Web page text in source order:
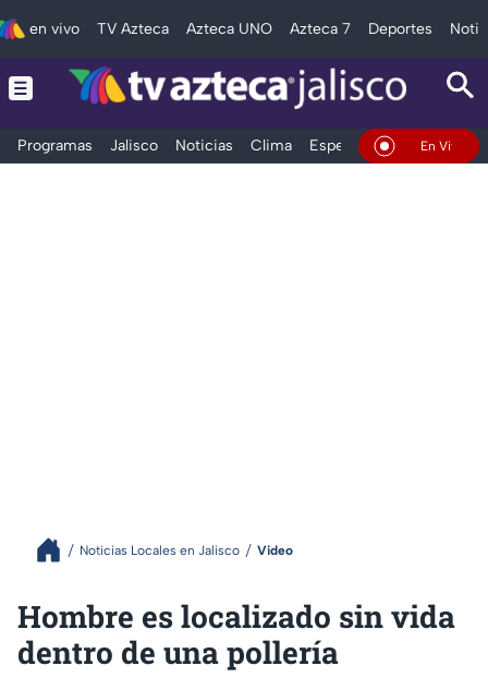
en vivo TV Azteca Azteca UNO Azteca 7 Deportes
Programas Jalisco Noticias Clima Espectáculos Deportes
En Vivo
Noticias Locales en Jalisco Video
Hombre es localizado sin vida
dentro de una pollería